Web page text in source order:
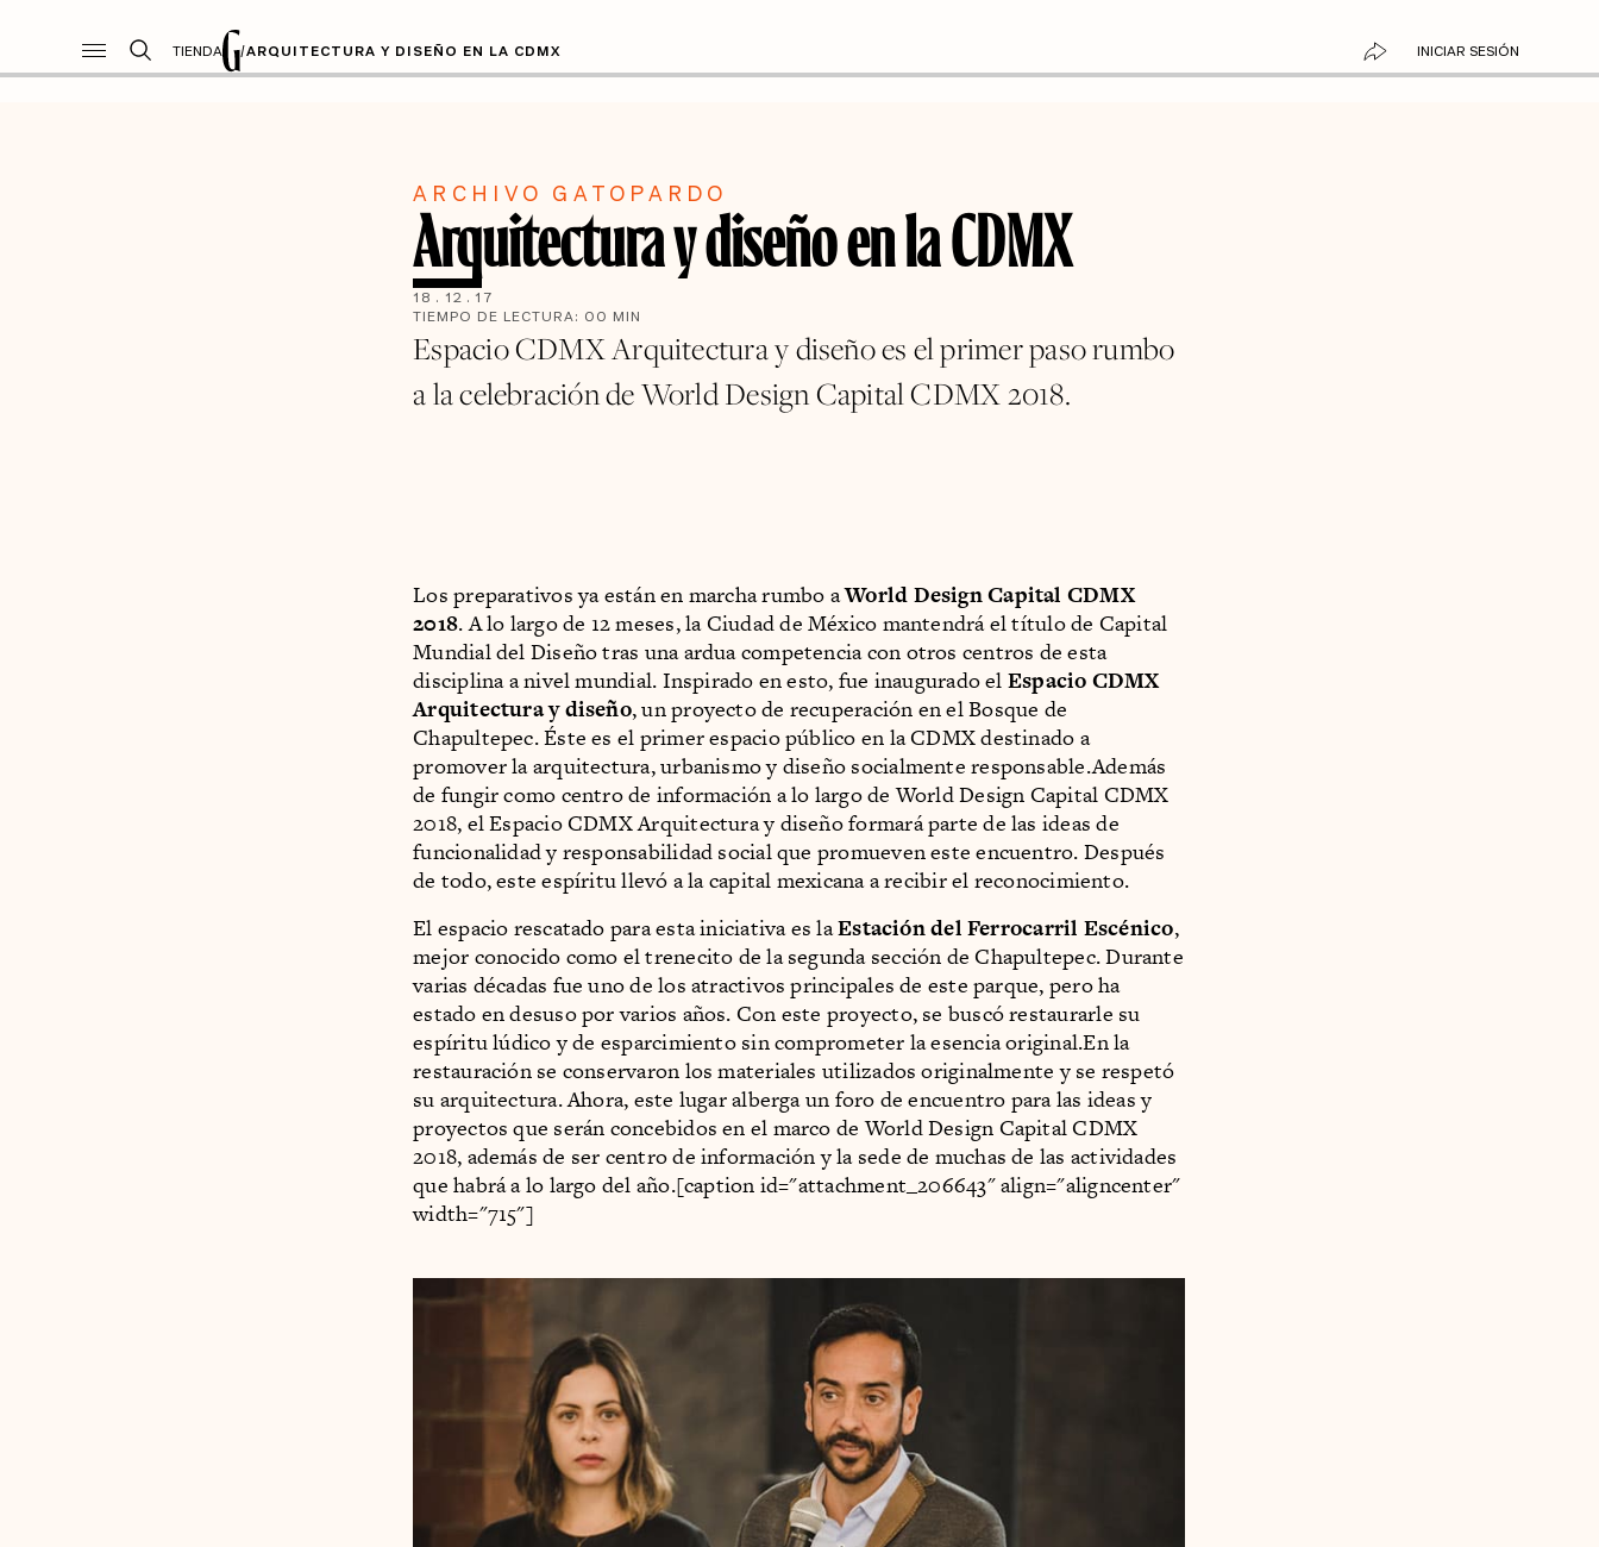
TIENDA /ARQUITECTURA Y DISEÑO EN LA CDMX INICIAR SESIÓN
ARCHIVO GATOPARDO
Arquitectura y diseño en la CDMX
18 . 12 . 17
TIEMPO DE LECTURA: 00 MIN
Espacio CDMX Arquitectura y diseño es el primer paso rumbo
a la celebración de World Design Capital CDMX 2018.
Los preparativos ya están en marcha rumbo aWorld Design Capital CDMX
2018. A lo largo de 12 meses, la Ciudad de México mantendrá el título de Capital
Mundial del Diseño tras una ardua competencia con otros centros de esta
disciplina a nivel mundial. Inspirado en esto, fue inaugurado el Espacio CDMX
Arquitectura y diseño, un proyecto de recuperación en el Bosque de
Chapultepec. Éste es el primer espacio público en la CDMX destinado a
promover la arquitectura, urbanismo y diseño socialmente responsable.Además
de fungir como centro de información a lo largo de World Design Capital CDMX
2018, el Espacio CDMX Arquitectura y diseño formará parte de las ideas de
funcionalidad y responsabilidad social que promueven este encuentro. Después
de todo, este espíritu llevó a la capital mexicana a recibir el reconocimiento.
El espacio rescatado para esta iniciativa es laEstación del Ferrocarril Escénico,
mejor conocido como el trenecito de la segunda sección de Chapultepec. Durante
varias décadas fue uno de los atractivos principales de este parque, pero ha
estado en desuso por varios años. Con este proyecto, se buscó restaurarle su
espíritu lúdico y de esparcimiento sin comprometer la esencia original.En la
restauración se conservaron los materiales utilizados originalmente y se respetó
su arquitectura. Ahora, este lugar alberga un foro de encuentro para las ideas y
proyectos que serán concebidos en el marco de World Design Capital CDMX
2018, además de ser centro de información y la sede de muchas de las actividades
que habrá a lo largo del año.[caption id="attachment_206643" align="aligncenter"
width="715"]